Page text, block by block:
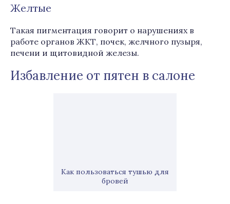
Желтые
Такая пигментация говорит о нарушениях в
работе органов ЖКТ, почек, желчного пузыря,
печени и щитовидной железы.
Избавление от пятен в салоне
Как пользоваться тушью для
бровей